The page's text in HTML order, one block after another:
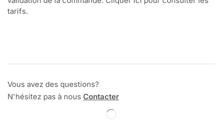
tarifs.
Vous avez des questions?
N'hésitez pas à nous Contacter